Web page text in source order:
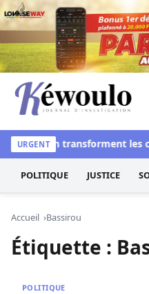
Aller au contenu
Kéwoulo, le premier site
URGENT transforment les
POLITIQUE JUSTICE
Accueil Bassirou
Étiquette :
POLITIQUE